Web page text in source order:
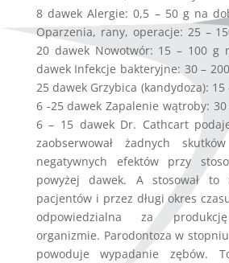
8 dawek Alergie: 0,5 – 50 g na
Oparzenia, rany, operacje: 25 –
20 dawek Nowotwór: 15 – 100
dawek Infekcje bakteryjne: 30 –
25 dawek Grzybica (kandydoza):
6 -25 dawek Zapalenie wątroby:
6 – 15 dawek Dr. Cathcart
zaobserwował żadnych
negatywnych efektów przy
powyżej dawek. A stosował
pacjentów i przez długi okres
odpowiedzialna za
organizmie. Parodontoza w
powoduje wypadanie zębów.